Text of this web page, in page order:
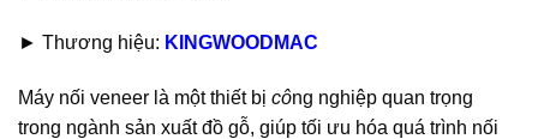
► Thương hiệu: KINGWOODMAC
Máy nối veneer là một thiết bị công nghiệp quan trọng
trong ngành sản xuất đồ gỗ, giúp tối ưu hóa quá trình nối